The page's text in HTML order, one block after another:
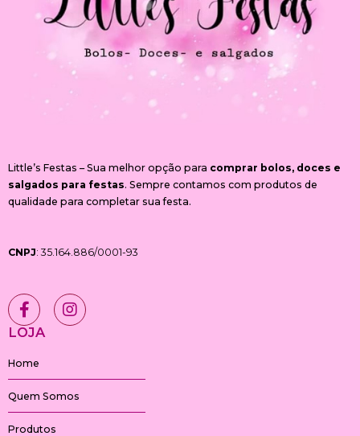
Little’s Festas – Sua melhor opção para comprar bolos, doces e
salgados para festas. Sempre contamos com produtos de
qualidade para completar sua festa.
CNPJ: 35.164.886/0001-93
F
a
c
b
o
o
k
-
I
n
g
r
a
LOJA
Home
Quem Somos
Produtos